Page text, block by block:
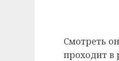
Смотреть
проходит в